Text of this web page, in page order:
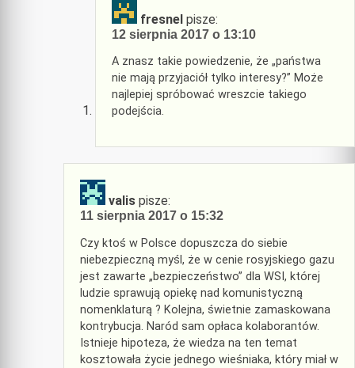
fresnel pisze:
12 sierpnia 2017 o 13:10
A znasz takie powiedzenie, że „państwa
nie mają przyjaciół tylko interesy?” Może
najlepiej spróbować wreszcie takiego
podejścia.
valis pisze:
11 sierpnia 2017 o 15:32
Czy ktoś w Polsce dopuszcza do siebie
niebezpieczną myśl, że w cenie rosyjskiego gazu
jest zawarte „bezpieczeństwo” dla WSI, której
ludzie sprawują opiekę nad komunistyczną
nomenklaturą ? Kolejna, świetnie zamaskowana
kontrybucja. Naród sam opłaca kolaborantów.
Istnieje hipoteza, że wiedza na ten temat
kosztowała życie jednego wieśniaka, który miał w